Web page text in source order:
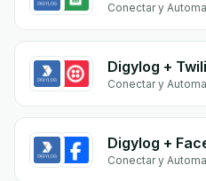
Conectar y
Digylog +
Conectar y
Digylog +
Conectar y